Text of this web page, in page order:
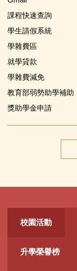
課程快速查詢
學生請假系統
學雜費區
就學貸款
學雜費減免
教育部弱勢助學補助
獎助學金申請
校園活動
升學榮譽榜